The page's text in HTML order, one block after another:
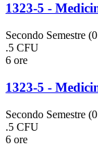
1323-5 -
Secondo Semestre
.5 CFU
6 ore
1323-5 -
Secondo Semestre
.5 CFU
6 ore